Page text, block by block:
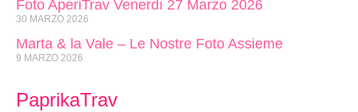
Foto AperiTrav Venerdì 27 Marzo 2026
30 MARZO 2026
Marta & la Vale – Le Nostre Foto Assieme
9 MARZO 2026
PaprikaTrav